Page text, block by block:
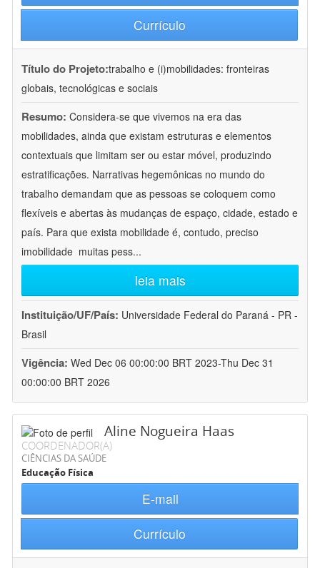
Currículo
Título do Projeto:trabalho e (i)mobilidades: fronteiras
globais, tecnológicas e sociais
Resumo: Considera-se que vivemos na era das
mobilidades, ainda que existam estruturas e elementos
contextuais que limitam ser ou estar móvel, produzindo
estratificações. Narrativas hegemônicas no mundo do
trabalho demandam que as pessoas se coloquem como
flexíveis e abertas às mudanças de espaço, cidade, estado e
país. Para que exista mobilidade é, contudo, preciso
imobilidade  muitas pess...
leia mais
Instituição/UF/País: Universidade Federal do Paraná - PR -
Brasil
Vigência: Wed Dec 06 00:00:00 BRT 2023-Thu Dec 31
00:00:00 BRT 2026
Aline Nogueira Haas
COORDENADOR(A)
CIÊNCIAS DA SAÚDE
Educação Física
E-mail
Currículo